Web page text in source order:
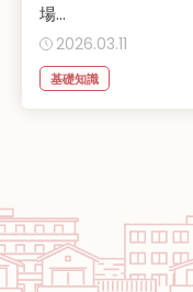
場...
2026.03.11
基礎知識